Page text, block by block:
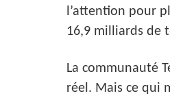
l’attention pour
16,9 milliards de
La communauté
réel. Mais ce qui